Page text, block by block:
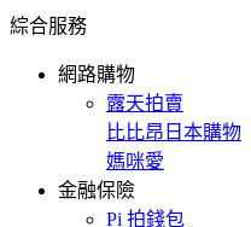
綜合服務
網路購物
露天拍賣
比比昂日本購物
媽咪愛
金融保險
Pi 拍錢包